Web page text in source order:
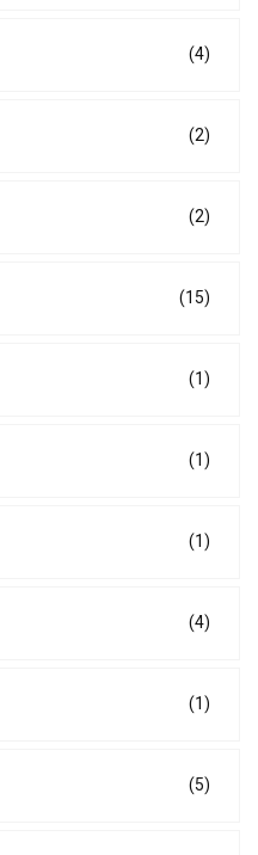
(4)
(2)
(2)
(15)
(1)
(1)
(1)
(4)
(1)
(5)